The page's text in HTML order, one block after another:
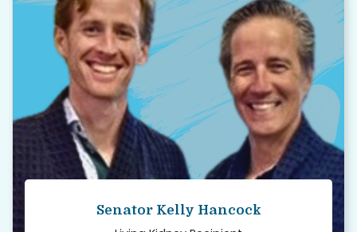
Senator Kelly Hancock
state, but in this season of gratitude and
giving, it’s one we can meet head-on if we
work together and look out for one
Read story